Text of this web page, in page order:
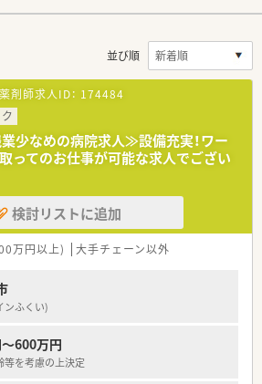
並び順
薬剤師求人ID： 174484
少なめの病院求人≫設備充実！ワー
ってのお仕事が可能な求人でござい
検討リストに追加
万円以上) 大手チェーン以外
ンふくい)
600万円
等を考慮の上決定